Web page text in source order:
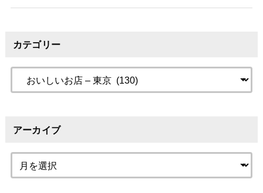
カテゴリー
アーカイブ